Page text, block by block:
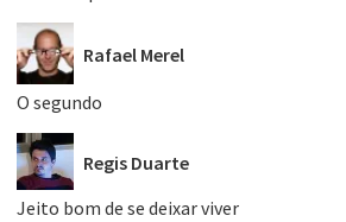
Rafael Merel
O segundo
Regis Duarte
Jeito bom de se deixar viver